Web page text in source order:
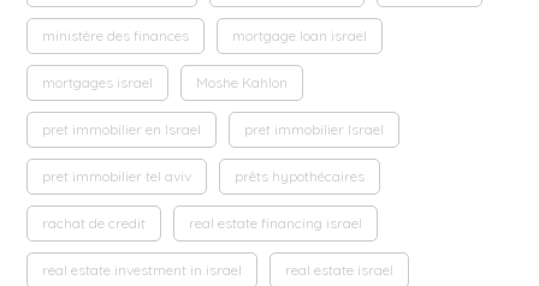
ministère des finances mortgage loan israel
mortgages israel Moshe Kahlon
pret immobilier en Israel pret immobilier Israel
pret immobilier tel aviv prêts hypothécaires
rachat de credit real estate financing israel
real estate investment in israel real estate israel